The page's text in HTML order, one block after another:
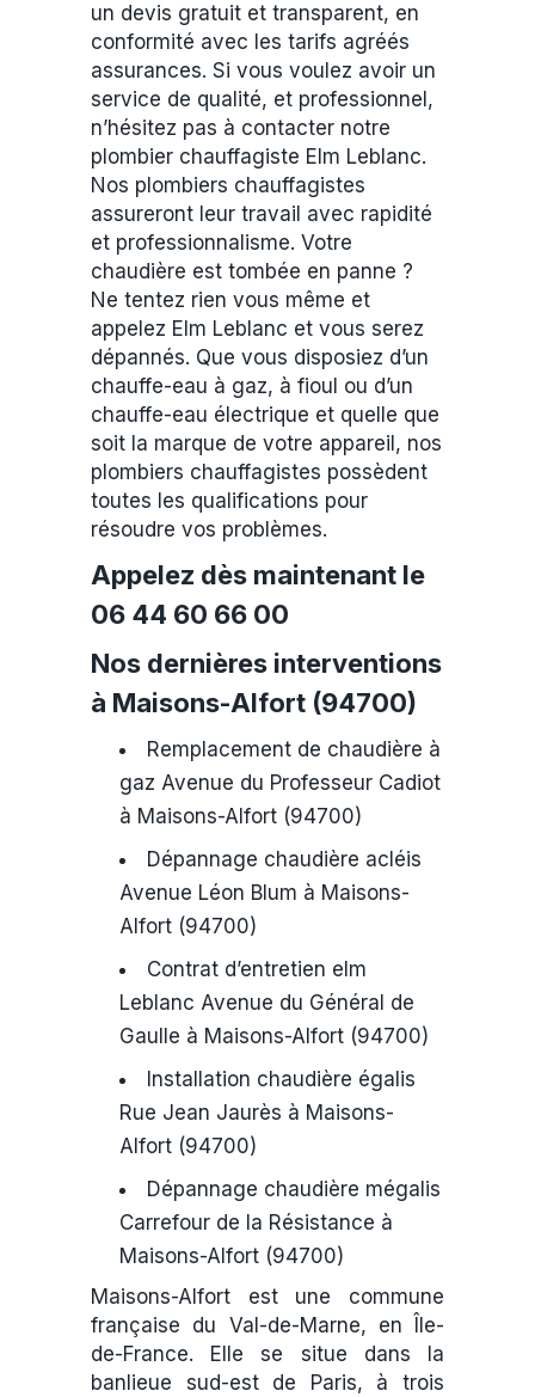
un devis gratuit et transparent, en
conformité avec les tarifs agréés
assurances. Si vous voulez avoir un
service de qualité, et professionnel,
n’hésitez pas à contacter notre
plombier chauffagiste Elm Leblanc.
Nos plombiers chauffagistes
assureront leur travail avec rapidité
et professionnalisme. Votre
chaudière est tombée en panne ?
Ne tentez rien vous même et
appelez Elm Leblanc et vous serez
dépannés. Que vous disposiez d’un
chauffe-eau à gaz, à fioul ou d’un
chauffe-eau électrique et quelle que
soit la marque de votre appareil, nos
plombiers chauffagistes possèdent
toutes les qualifications pour
résoudre vos problèmes.
Appelez dès maintenant le
06 44 60 66 00
Nos dernières interventions
à Maisons-Alfort (94700)
Remplacement de chaudière à
gaz Avenue du Professeur Cadiot
à Maisons-Alfort (94700)
Dépannage chaudière acléis
Avenue Léon Blum à Maisons-
Alfort (94700)
Contrat d’entretien elm
Leblanc Avenue du Général de
Gaulle à Maisons-Alfort (94700)
Installation chaudière égalis
Rue Jean Jaurès à Maisons-
Alfort (94700)
Dépannage chaudière mégalis
Carrefour de la Résistance à
Maisons-Alfort (94700)
Maisons-Alfort est une commune
française du Val-de-Marne, en Île-
de-France. Elle se situe dans la
banlieue sud-est de Paris, à trois